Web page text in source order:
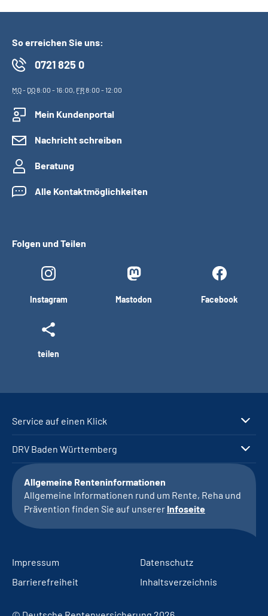
So erreichen Sie uns:
0721 825 0
MO- DO8:00 - 16:00, FR8:00 - 12:00
Mein Kundenportal
Nachricht schreiben
Beratung
Alle Kontaktmöglichkeiten
Folgen und Teilen
Instagram Mastodon Facebook
teilen
Service auf einen Klick
DRV Baden Württemberg
Allgemeine Renteninformationen
Allgemeine Informationen rund um Rente, Reha und
Prävention finden Sie auf unserer Infoseite
Impressum
Datenschutz
Barrierefreiheit
Inhaltsverzeichnis